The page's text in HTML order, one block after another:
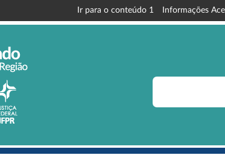
Ir para o conteúdo 1 Informações